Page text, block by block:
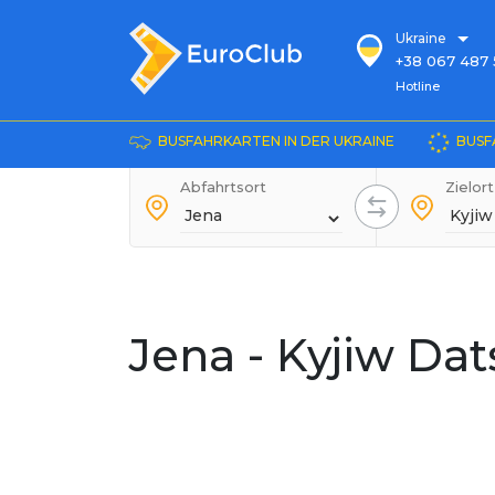
Ukraine
+38 067 487
Hotline
die Auskunft
+38 044
+38 067 240
+38 093 153
Hotline
BUSFAHRKARTEN IN DER UKRAINE
Abfahrtsort Zielort
Jena - Kyjiw